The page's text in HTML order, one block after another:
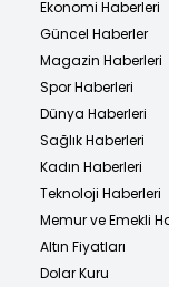
Ekonomi Haberleri
Güncel Haberler
Magazin Haberleri
Spor Haberleri
Dünya Haberleri
Sağlık Haberleri
Kadın Haberleri
Teknoloji Haberleri
Memur ve Emekli
Altın Fiyatları
Dolar Kuru